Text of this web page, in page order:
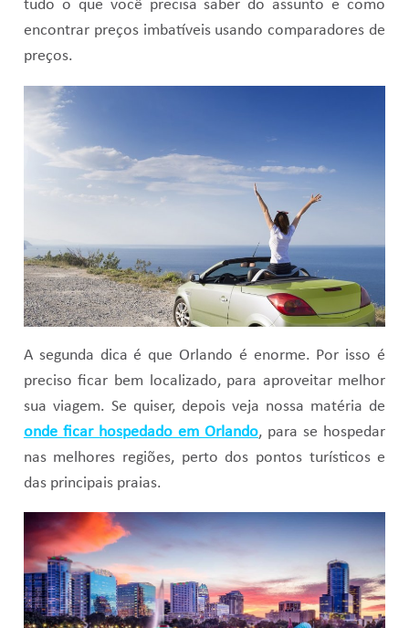
tudo o que você precisa saber do assunto e como
encontrar preços imbatíveis usando comparadores de
preços.
A segunda dica é que Orlando é enorme. Por isso é
preciso ficar bem localizado, para aproveitar melhor
sua viagem. Se quiser, depois veja nossa matéria de
onde ficar hospedado em Orlando, para se hospedar
nas melhores regiões, perto dos pontos turísticos e
das principais praias.